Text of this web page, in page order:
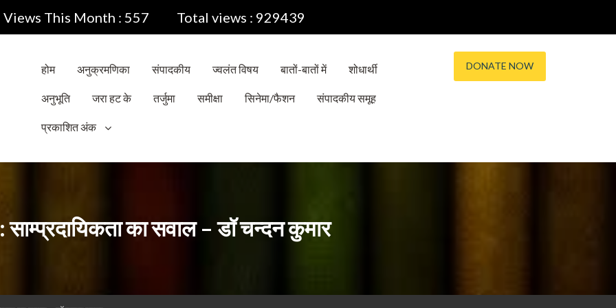
Views This Month : 557 Total views : 929439
होम अनुक्रमणिका संपादकीय ज्वलंत विषय बातों-बातों में शोधार्थी
अनुभूति जरा हट के तर्जुमा समीक्षा सिनेमा/फैशन संपादकीय समूह
प्रकाशित अंक
DONATE NOW
साम्प्रदायिकता का सवाल – डॉ चन्दन कुमार